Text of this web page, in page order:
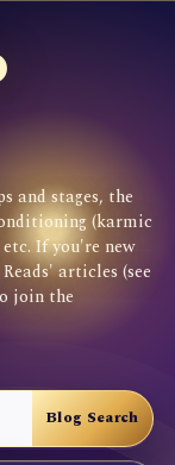
and stages, the
(karmic
If you're new
articles (see
join the